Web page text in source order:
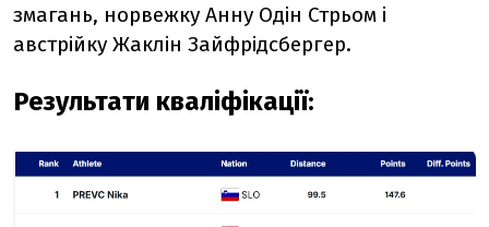
змагань, норвежку Анну Одін Стрьом і
австрійку Жаклін Зайфрідсбергер.
Результати кваліфікації: